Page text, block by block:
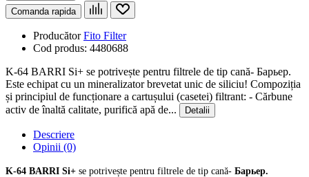
Comanda rapida
ProducătorFito Filter
Cod produs: 4480688
K-64 BARRI Si+ se potrivește pentru filtrele de tip cană- Барьер.
Este echipat cu un mineralizator brevetat unic de siliciu! Compoziția
și principiul de funcționare a cartușului (casetei) filtrant: - Cărbune
activ de înaltă calitate, purifică apă de...
Detalii
Descriere
Opinii (0)
K-64 BARRI Si+ se potrivește pentru filtrele de tip cană- Барьер.